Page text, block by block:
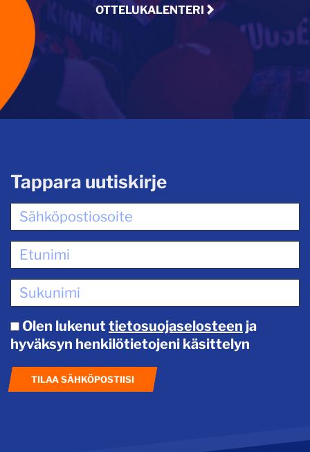
OTTELUKALENTERI
Tappara uutiskirje
Olen lukenut tietosuojaselosteen ja
hyväksyn henkilötietojeni käsittelyn
TILAA SÄHKÖPOSTIISI